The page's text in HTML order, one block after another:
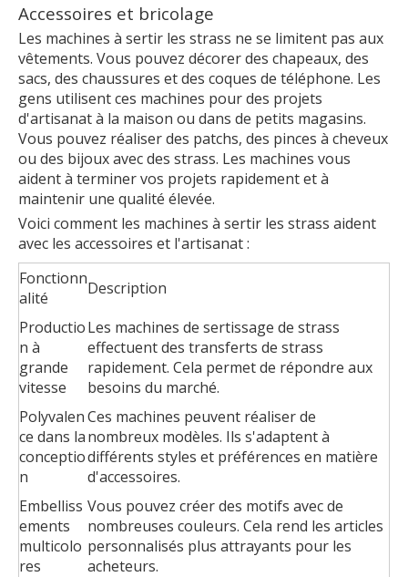
Accessoires et bricolage
Les machines à sertir les strass ne se limitent pas aux
vêtements. Vous pouvez décorer des chapeaux, des
sacs, des chaussures et des coques de téléphone. Les
gens utilisent ces machines pour des projets
d'artisanat à la maison ou dans de petits magasins.
Vous pouvez réaliser des patchs, des pinces à cheveux
ou des bijoux avec des strass. Les machines vous
aident à terminer vos projets rapidement et à
maintenir une qualité élevée.
Voici comment les machines à sertir les strass aident
avec les accessoires et l'artisanat :
Fonctionn
alité
Description
Productio
n à
grande
vitesse
Les machines de sertissage de strass
effectuent des transferts de strass
rapidement. Cela permet de répondre aux
besoins du marché.
Polyvalen
ce dans la
conceptio
n
Ces machines peuvent réaliser de
nombreux modèles. Ils s'adaptent à
différents styles et préférences en matière
d'accessoires.
Embelliss
ements
multicolo
res
Vous pouvez créer des motifs avec de
nombreuses couleurs. Cela rend les articles
personnalisés plus attrayants pour les
acheteurs.